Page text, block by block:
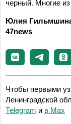
черный. Многие
Юлия
47news
Чтобы первыми
Ленинградской
Telegram и в Maх